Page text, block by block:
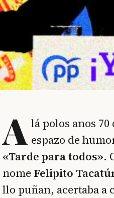
A lá polos anos
espazo de
«Tarde para todos».
nome Felipito
llo puñan, acertaba a